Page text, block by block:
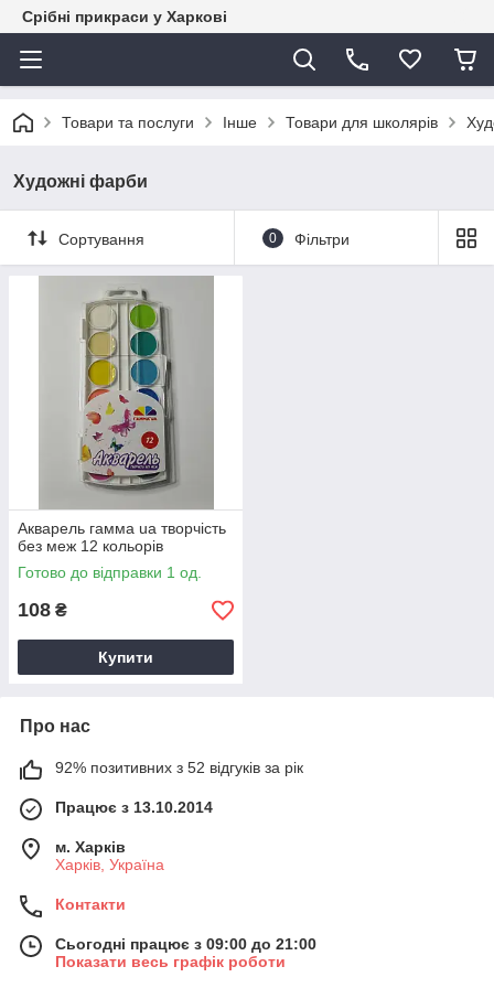
Срібні прикраси у Харкові
Товари та послуги Інше Товари для школярів
Художні фарби
Сортування 0 Фільтри
Акварель гамма ua творчість
без меж 12 кольорів
Готово до відправки 1 од.
108 ₴
Купити
Про нас
92% позитивних з 52 відгуків за рік
Працює з 13.10.2014
м. Харків
Харків, Україна
Контакти
Сьогодні працює з 09:00 до 21:00
Показати весь графік роботи